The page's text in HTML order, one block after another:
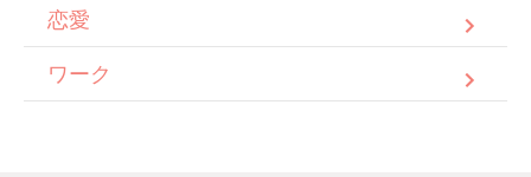
恋愛
ワーク